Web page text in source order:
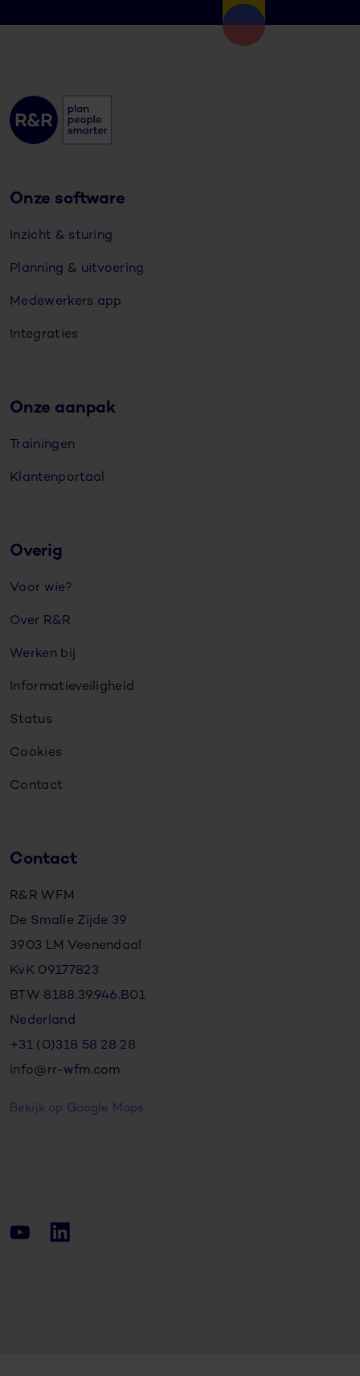
Onze software
Inzicht & sturing
Planning & uitvoering
Medewerkers app
Integraties
Onze aanpak
Trainingen
Klantenportaal
Overig
Voor wie?
Over R&R
Werken bij
Informatieveiligheid
Status
Cookies
Contact
Contact
R&R WFM
De Smalle Zijde 39
3903 LM Veenendaal
KvK 09177823
BTW 8188.39.946.B01
Nederland
+31 (0)318 58 28 28
info@rr-wfm.com
Bekijk op Google Maps